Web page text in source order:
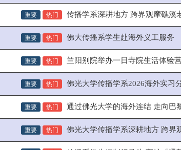
重要 热门 传播学系深耕地方 跨界观摩礁溪
重要 热门 佛大传播系学生赴海外义工服务
重要 热门 兰阳别院举办一日寺院生活体验
重要 热门 佛光大学传播学系2026海外实习
重要 热门 通过佛光大学的海外连结 走向巴
重要 热门 佛光大学传播学系深耕地方 跨界